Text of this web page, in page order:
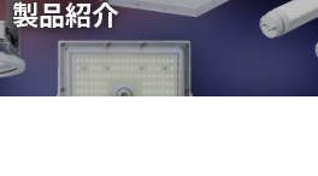
製品紹介